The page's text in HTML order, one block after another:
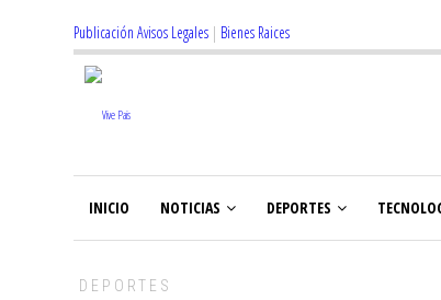
Publicación Avisos Legales | Bienes Raices
INICIO NOTICIAS DEPORTES
DEPORTES